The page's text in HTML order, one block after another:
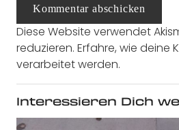
Kommentar abschicken
Diese Website verwendet
reduzieren. Erfahre, wie deine
verarbeitet werden.
Interessieren Dich